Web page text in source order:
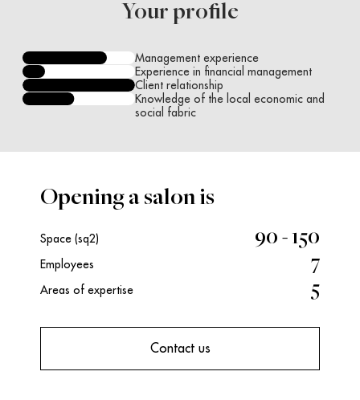
Your profile
Management experience
Experience in financial management
Client relationship
Knowledge of the local economic and
social fabric
Opening a salon is
Space (sq2) 90 - 150
Employees 7
Areas of expertise 5
Contact us